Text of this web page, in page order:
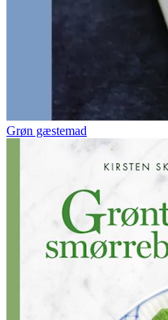
Grøn gæstemad